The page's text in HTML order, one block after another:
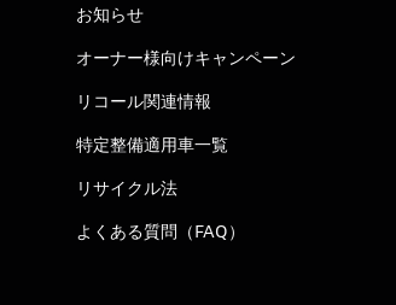
お知らせ
オーナー様向けキャンペーン
リコール関連情報
特定整備適用車一覧
リサイクル法
よくある質問（FAQ）